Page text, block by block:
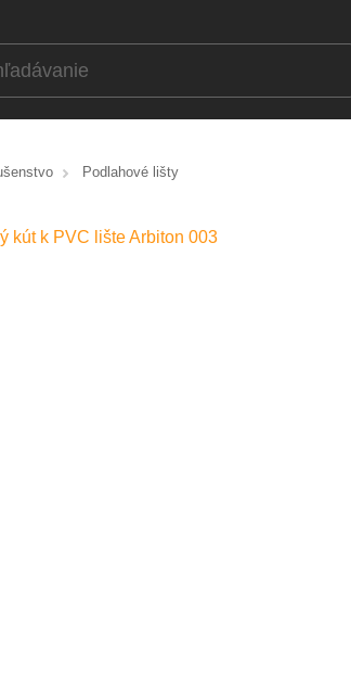
Podlahové lišty